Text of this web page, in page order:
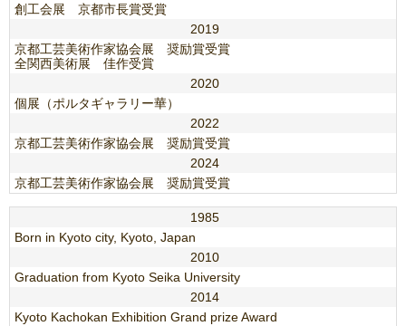
創工会展 京都市長賞受賞
2019
京都工芸美術作家協会展 奨励賞受賞
全関西美術展 佳作受賞
2020
個展（ポルタギャラリー華）
2022
京都工芸美術作家協会展 奨励賞受賞
2024
京都工芸美術作家協会展 奨励賞受賞
1985
Born in Kyoto city, Kyoto, Japan
2010
Graduation from Kyoto Seika University
2014
Kyoto Kachokan Exhibition Grand prize Award